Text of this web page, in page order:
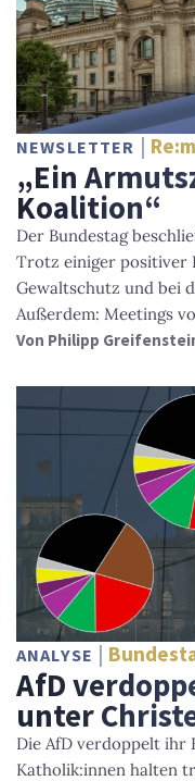
NEWSLETTER
„Ein
Koalition“
Der Bundestag
Trotz einiger positiver
Gewaltschutz und bei
Außerdem: Meetings
Von Philipp
ANALYSE
AfD
unter
Die AfD verdoppelt ihr
Katholik:innen halten